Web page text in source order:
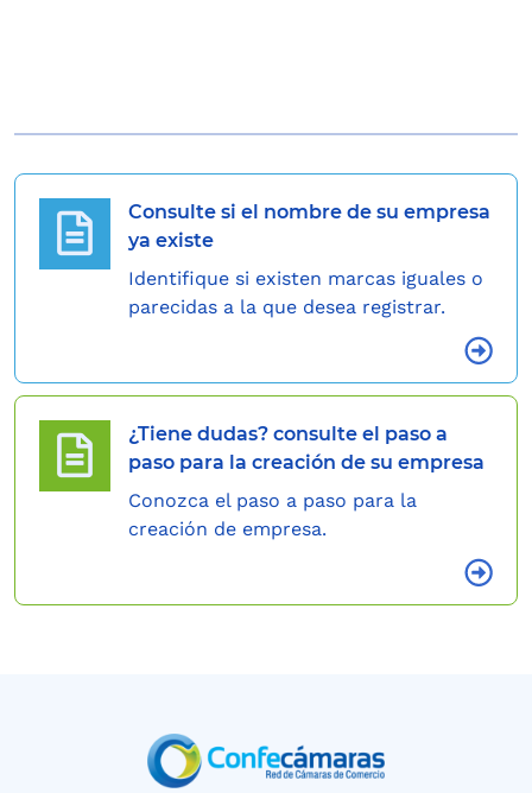
Consulte si el nombre de su empresa
ya existe
Identifique si existen marcas iguales o
parecidas a la que desea registrar.
¿Tiene dudas? consulte el paso a
paso para la creación de su empresa
Conozca el paso a paso para la
creación de empresa.